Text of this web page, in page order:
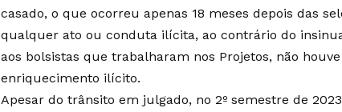
casado, o que ocorreu apenas 18 meses depois das
qualquer ato ou conduta ilícita, ao contrário do
aos bolsistas que trabalharam nos Projetos, não
enriquecimento ilícito.
Apesar do trânsito em julgado, no 2º semestre de